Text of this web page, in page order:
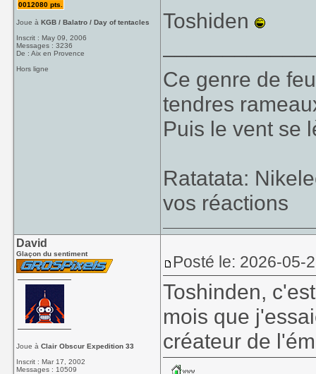
0012080 pts.
Joue àKGB / Balatro / Day of tentacles
Inscrit : May 09, 2006
Messages : 3236
De : Aix en Provence
Hors ligne
Toshiden
Ce genre de
tendres
Puis le vent se
Ratatata:
vos réactions
David
Glaçon du sentiment
Joue àClair Obscur Expedition 33
Inscrit : Mar 17, 2002
Messages : 10509
Posté le: 2026-05-
Toshinden,
mois que
créateur de